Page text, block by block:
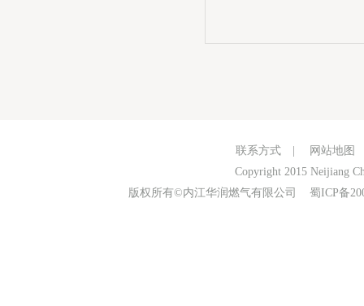
联系方式 网站地图
Copyright 2015 Neijiang
版权所有©内江华润燃气有限公司蜀ICP备